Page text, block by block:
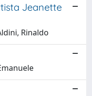
Jeanette
Rinaldo